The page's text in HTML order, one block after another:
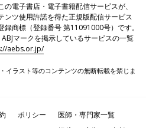
の電子書店・電子書籍配信サービスが、
ンツ使用許諾を得た正規版配信サービス
録商標（登録番号 第11091000号）です。
マークを掲示しているサービスの一覧
aebs.or.jp/
イラスト等のコンテンツの無断転載を禁じま
ポリシー
医師・専門家一覧